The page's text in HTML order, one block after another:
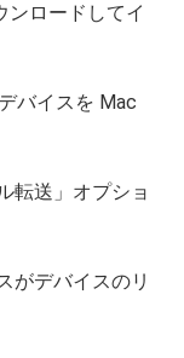
ンロードしてイ
バイスを Mac
転送」オプショ
がデバイスのリ